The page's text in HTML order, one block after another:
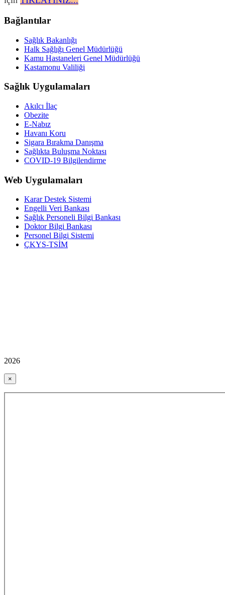
Bağlantılar
Sağlık Bakanlığı
Halk Sağlığı Genel Müdürlüğü
Kamu Hastaneleri Genel Müdürlüğü
Kastamonu Valiliği
Sağlık Uygulamaları
Akılcı İlaç
Obezite
E-Nabız
Havanı Koru
Sigara Bırakma Danışma
Sağlıkta Buluşma Noktası
COVID-19 Bilgilendirme
Web Uygulamaları
Karar Destek Sistemi
Engelli Veri Bankası
Sağlık Personeli Bilgi Bankası
Doktor Bilgi Bankası
Personel Bilgi Sistemi
ÇKYS-TSİM
2026
×